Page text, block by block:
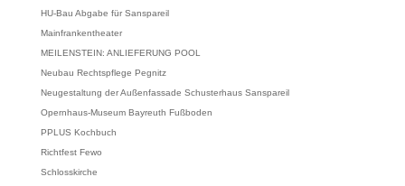
HU-Bau Abgabe für Sanspareil
Mainfrankentheater
MEILENSTEIN: ANLIEFERUNG POOL
Neubau Rechtspflege Pegnitz
Neugestaltung der Außenfassade Schusterhaus Sanspareil
Opernhaus-Museum Bayreuth Fußboden
PPLUS Kochbuch
Richtfest Fewo
Schlosskirche